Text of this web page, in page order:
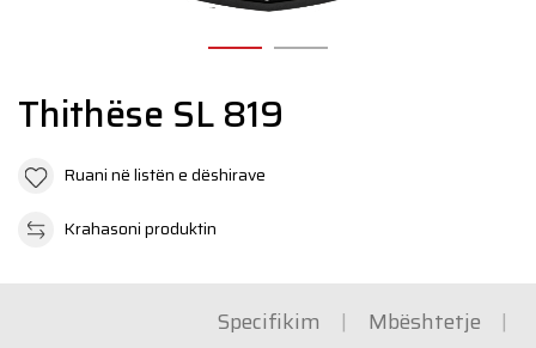
Thithëse SL 819
Ruani në listën e dëshirave
Krahasoni produktin
Specifikim Mbështetje